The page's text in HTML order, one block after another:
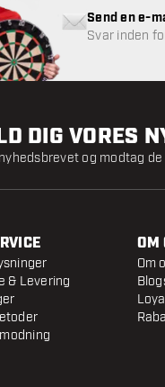
Send en e-
Svar inden
DIG VORES
og modtag
& Levering
OM
Om